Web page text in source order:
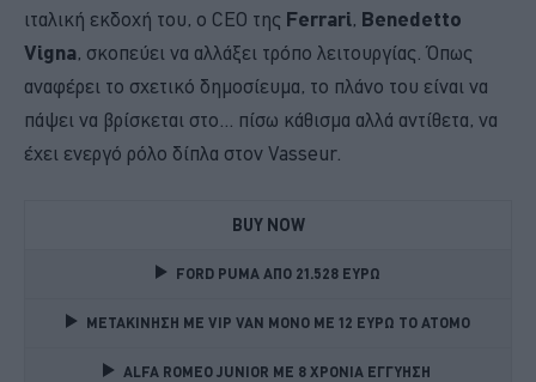
ιταλική εκδοχή του, ο CEO της Ferrari, Benedetto
Vigna, σκοπεύει να αλλάξει τρόπο λειτουργίας. Όπως
αναφέρει το σχετικό δημοσίευμα, το πλάνο του είναι να
πάψει να βρίσκεται στο... πίσω κάθισμα αλλά αντίθετα, να
έχει ενεργό ρόλο δίπλα στον Vasseur.
BUY NOW
FORD PUMA ΑΠΟ 21.528 ΕΥΡΩ
ΜΕΤΑΚΙΝΗΣΗ ΜΕ VIP VAN ΜΟΝΟ ΜΕ 12 ΕΥΡΩ ΤΟ ΑΤΟΜΟ
ALFA ROMEO JUNIOR ME 8 ΧΡΟΝΙΑ ΕΓΓΥΗΣΗ